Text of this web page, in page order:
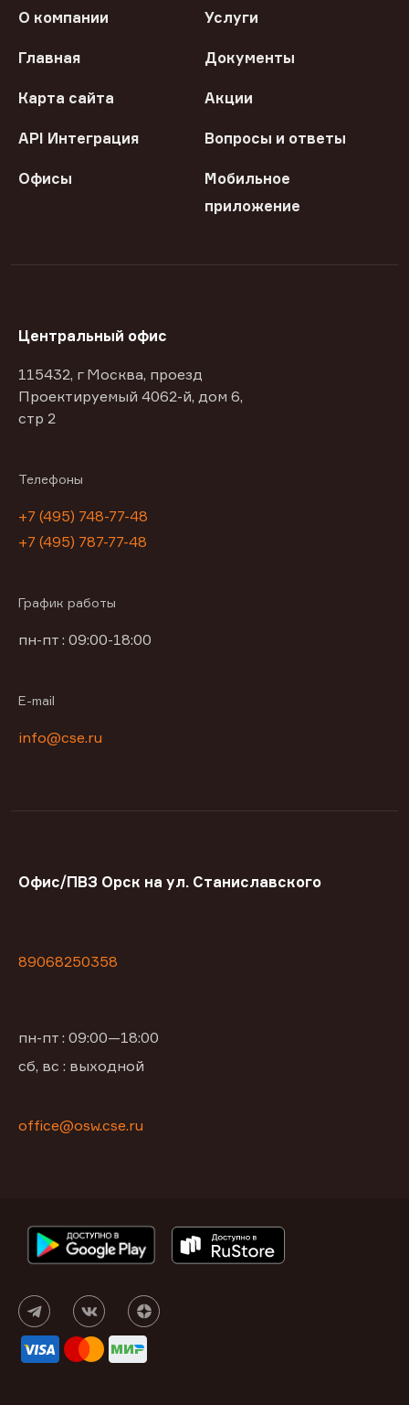
О компании Услуги
Главная Документы
Карта сайта Акции
API Интеграция Вопросы и ответы
Офисы
Мобильное
приложение
Центральный офис
115432, г Москва, проезд
Проектируемый 4062-й, дом 6,
стр 2
Телефоны
+7 (495) 748-77-48
+7 (495) 787-77-48
График работы
пн-пт : 09:00-18:00
E-mail
info@cse.ru
Офис/ПВЗ Орск на ул. Станиславского
89068250358
пн-пт : 09:00—18:00
сб, вс : выходной
office@osw.cse.ru